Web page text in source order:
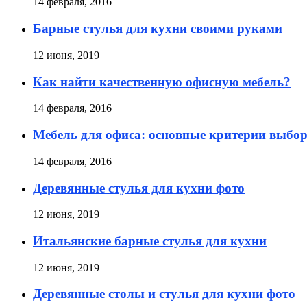
Барные стулья для кухни своими руками
12 июня, 2019
Как найти качественную офисную мебель?
14 февраля, 2016
Мебель для офиса: основные критерии
14 февраля, 2016
Деревянные стулья для кухни фото
12 июня, 2019
Итальянские барные стулья для кухни
12 июня, 2019
Деревянные столы и стулья для кухни фото